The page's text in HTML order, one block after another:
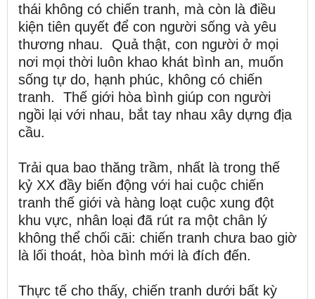
thái không có chiến tranh, mà còn là điều
kiện tiên quyết để con người sống và yêu
thương nhau. Quả thật, con người ở mọi
nơi mọi thời luôn khao khát bình an, muốn
sống tự do, hạnh phúc, không có chiến
tranh. Thế giới hòa bình giúp con người
ngồi lại với nhau, bắt tay nhau xây dựng địa
cầu.
Trải qua bao thăng trầm, nhất là trong thế
kỷ XX đầy biến động với hai cuộc chiến
tranh thế giới và hàng loạt cuộc xung đột
khu vực, nhân loại đã rút ra một chân lý
không thể chối cãi: chiến tranh chưa bao giờ
là lối thoát, hòa bình mới là đích đến.
Thực tế cho thấy, chiến tranh dưới bất kỳ